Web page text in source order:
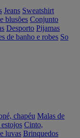
Jeans Sweatshirt
blusões Conjunto
Desporto Pijamas
de banho e robes So
chapéu Malas de
Cinto,
luvas Brinquedos